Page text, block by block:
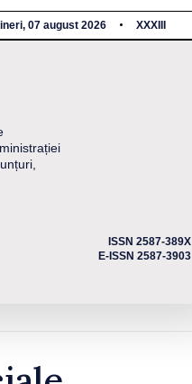
07 august 2026 XXXIII
ISSN 2587-389X
E-ISSN 2587-3903